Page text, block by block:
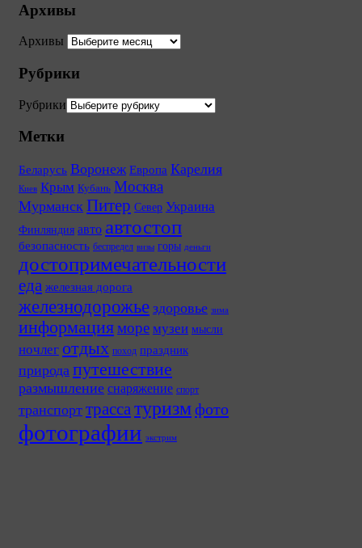
Архивы
Архивы
Рубрики
Рубрики
Метки
Беларусь Воронеж Европа Карелия
Киев Крым Кубань Москва
Мурманск Питер Север Украина
Финляндия авто автостоп
безопасность беспредел визы горы деньги
достопримечательности
еда железная дорога
железнодорожье здоровье зима
информацияморе музеи мысли
ночлег отдых поход праздник
природа путешествие
размышление снаряжение спорт
транспорт трасса туризмфото
фотографии экстрим